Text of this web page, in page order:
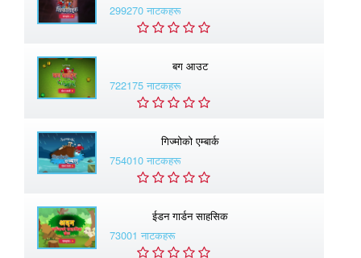
299270 नाटकहरू
बग आउट
722175 नाटकहरू
गिज्माेको एम्बार्क
754010 नाटकहरू
ईडन गार्डन साहसिक
73001 नाटकहरू